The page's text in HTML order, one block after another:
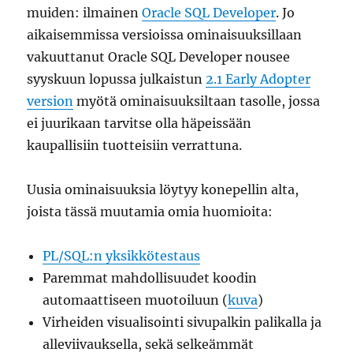
muiden: ilmainenOracle SQL Developer. Jo
aikaisemmissa versioissa ominaisuuksillaan
vakuuttanut Oracle SQL Developer nousee
syyskuun lopussa julkaistun2.1 Early Adopter
version myötä ominaisuuksiltaan tasolle, jossa
ei juurikaan tarvitse olla häpeissään
kaupallisiin tuotteisiin verrattuna.
Uusia ominaisuuksia löytyy konepellin alta,
joista tässä muutamia omia huomioita:
PL/SQL:n yksikkötestaus
Paremmat mahdollisuudet koodin
automaattiseen muotoiluun (kuva)
Virheiden visualisointi sivupalkin palikalla ja
alleviivauksella, sekä selkeämmät